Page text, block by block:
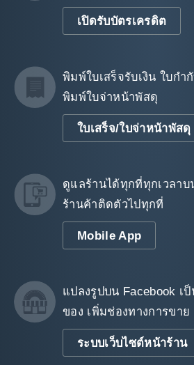
เปิดรับบัตรเครดิต
พิมพ์ใบเสร็จรับเงิน ใบกำ
พิมพ์ใบจ่าหน้าพัสดุ
ใบเสร็จ/ใบจ่าหน้าพัสดุ
ดูแลร้านได้ทุกที่ทุกเวลา
ร้านค้าติดตัวไปทุกที่
Mobile App
แปลงรูปบน Facebook เ
ของ เพิ่มช่องทางการขาย
ระบบเว็บไซต์หน้าร้าน